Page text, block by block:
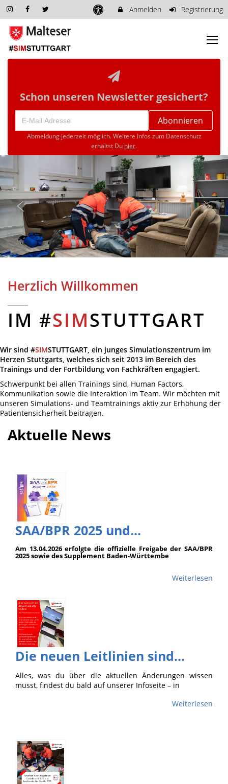
Anmelden Registrierung
Schon unseren Newsletter gesichert?
Abonnieren
Abmeldung jederzeit möglich. Weitere Infos zum Datenschutz
erhältst Du hier.
Herzlich Willkommen
IM #SIMSTUTTGART
Wir sind #SIMSTUTTGART, ein junges Simulationszentrum im
Herzen Stuttgarts, welches sich seit 2013 im Bereich des
Trainings und der Fortbildung von Fachkräften engagiert.
Schwerpunkt bei allen Trainings sind, Human Factors,
Kommunikation sowie die Interaktion im Team. Wir möchten mit
unseren Simulations- und Teamtrainings aktiv zur Erhöhung der
Patientensicherheit beitragen.
Aktuelle News
SAA/BPR 2025 und...
Am 13.04.2026 erfolgte die offizielle Freigabe der SAA/BPR
2025 sowie des Supplement Baden-Württembe
Weiterlesen
Die neuen Leitlinien sind...
Alles, was du über die aktuellen Änderungen wissen
musst, findest du bald auf unserer Infoseite – in
Weiterlesen